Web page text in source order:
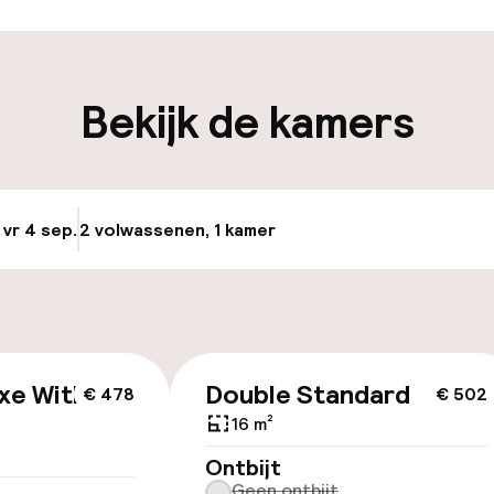
op eigen
Openbaar
Bekijk de kamers
4 sep.2 volwassenen, 1 kamer
€ 478
With
€ 502
Double Standard
16 m²
Ontbijt